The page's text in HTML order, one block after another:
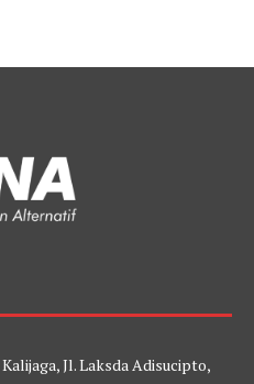
Jl. Laksda Adisucipto,